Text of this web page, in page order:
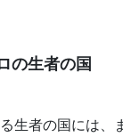
の生者の国
生者の国には、